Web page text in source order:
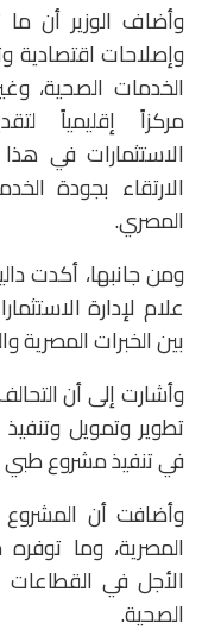
وأضاف الوزير أن
وإصلاحات اقتصادية
الخدمات الصحية،
مركزاً إقليمياً
الاستثمارات في
الارتقاء بجودة
المصري.
ومن جانبها، أكدت
علام لإدارة
بين الخبرات المصرية
وأشارت إلى أن
تطوير وتمويل
في تنفيذ مشروع طبي
وأضافت أن
المصرية، وما
الأجل في القطاعات
الصحية.